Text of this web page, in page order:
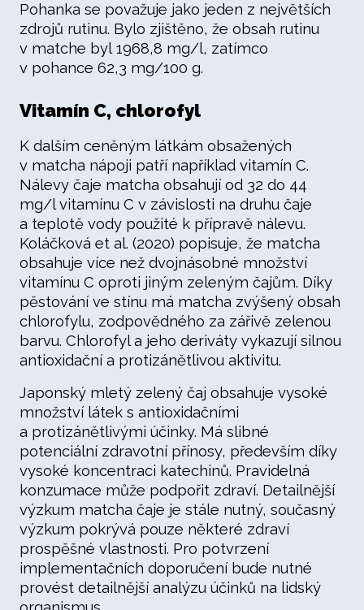
Pohanka se považuje jako jeden z největších
zdrojů rutinu. Bylo zjištěno, že obsah rutinu
v matche byl 1968,8 mg/l, zatímco
v pohance 62,3 mg/100 g.
Vitamín C, chlorofyl
K dalším ceněným látkám obsažených
v matcha nápoji patří například vitamín C.
Nálevy čaje matcha obsahují od 32 do 44
mg/l vitamínu C v závislosti na druhu čaje
a teplotě vody použité k přípravě nálevu.
Koláčková et al. (2020) popisuje, že matcha
obsahuje více než dvojnásobné množství
vitamínu C oproti jiným zeleným čajům. Díky
pěstování ve stínu má matcha zvýšený obsah
chlorofylu, zodpovědného za zářivě zelenou
barvu. Chlorofyl a jeho deriváty vykazují silnou
antioxidační a protizánětlivou aktivitu.
Japonský mletý zelený čaj obsahuje vysoké
množství látek s antioxidačními
a protizánětlivými účinky. Má slibné
potenciální zdravotní přínosy, především díky
vysoké koncentraci katechinů. Pravidelná
konzumace může podpořit zdraví. Detailnější
výzkum matcha čaje je stále nutný, současný
výzkum pokrývá pouze některé zdraví
prospěšné vlastnosti. Pro potvrzení
implementačních doporučení bude nutné
provést detailnější analýzu účinků na lidský